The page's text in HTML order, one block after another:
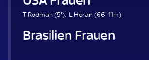
T Rodman (5'5
m
) L Horan (66' 6
.
11m)
Brasilien Frauen